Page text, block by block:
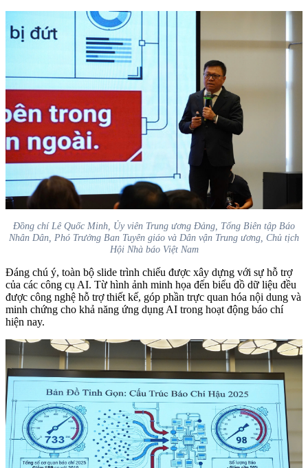
Đồng chí Lê Quốc Minh, Ủy viên Trung ương Đảng, Tổng Biên tập Báo
Nhân Dân, Phó Trưởng Ban Tuyên giáo và Dân vận Trung ương, Chủ tịch
Hội Nhà báo Việt Nam
Đáng chú ý, toàn bộ slide trình chiếu được xây dựng với sự hỗ trợ
của các công cụ AI. Từ hình ảnh minh họa đến biểu đồ dữ liệu đều
được công nghệ hỗ trợ thiết kế, góp phần trực quan hóa nội dung và
minh chứng cho khả năng ứng dụng AI trong hoạt động báo chí
hiện nay.